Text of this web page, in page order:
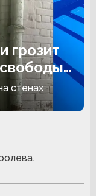
грозит
стенах